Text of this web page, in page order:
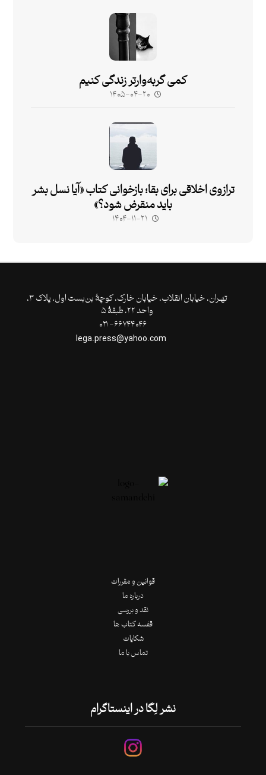
کمی گربه‌وارتر زندگی کنیم
۱۴۰۵-۰۴-۲۰
ترازوی اخلاقی برای بقا؛ بازخوانی کتاب «آیا نسل بشر
باید منقرض شود؟»
۱۴۰۴-۱۱-۲۱
تهـران،‌ خیابان انقلاب، خیابان خارک، کوچۀ بن‌بست اول، پلاک ۳،
واحد ۲۲، طبقۀ ۵
قوانین و مقررات
درباره ما
نقد و بررسی
قفسه کتاب ها
شکایات
تماس با ما
نشر لِگا در اینستاگرام